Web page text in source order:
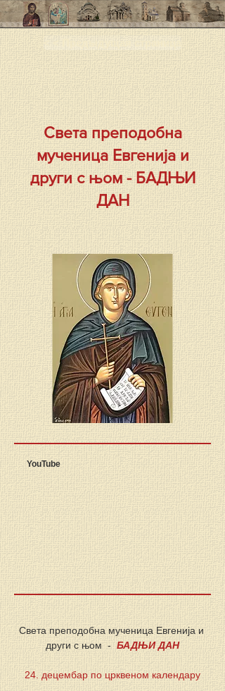
Света преподобна
мученица Евгенија и
други с њом - БАДЊИ
ДАН
YouTube
Света преподобна мученица Евгенија и
други с њом  - БАДЊИ ДАН
24. децембар по црквеном календару